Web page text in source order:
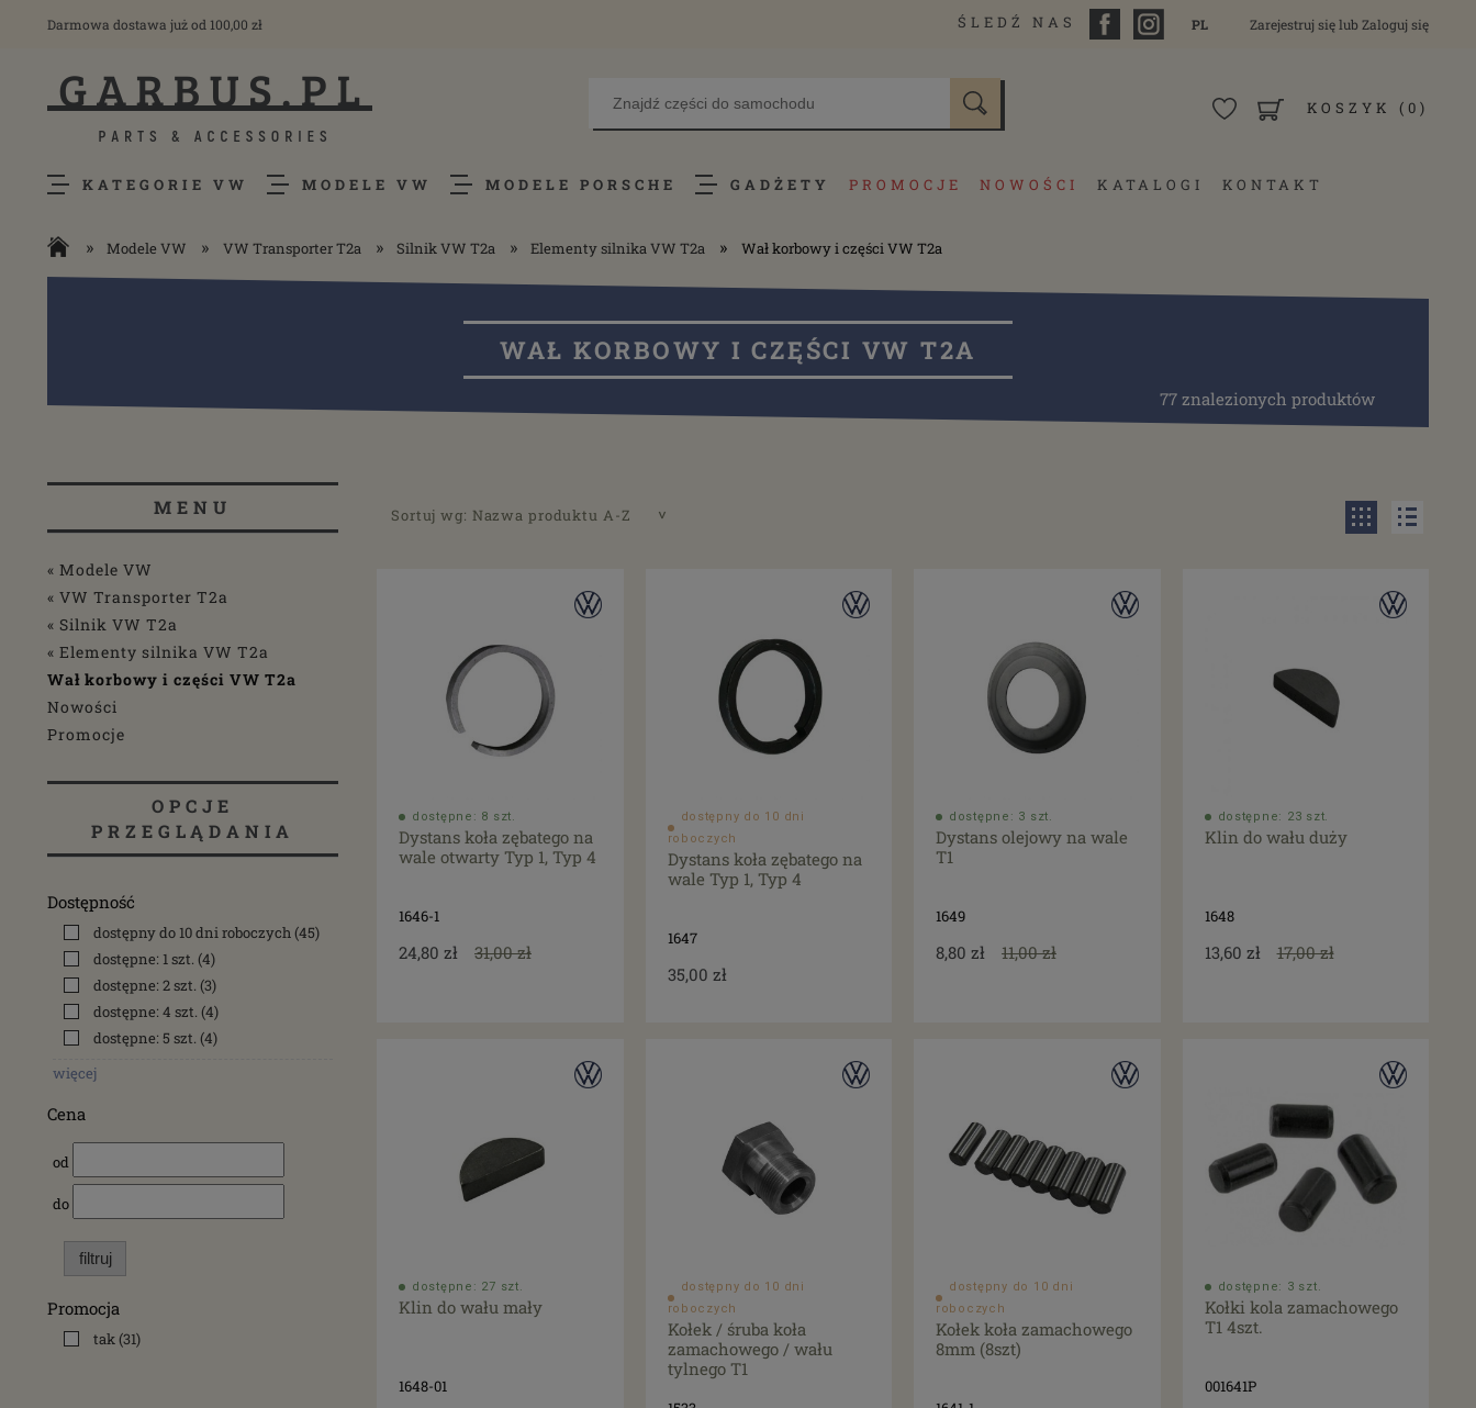
Darmowa dostawa już od 100,00 zł ŚLEDŹ NAS PL Zarejestruj sięlub Zaloguj się
KOSZYK (0)
KATEGORIE VW MODELE VW MODELE PORSCHE GADŻETY PROMOCJE NOWOŚCI KATALOGI KONTAKT
» Modele VW » VW Transporter T2a » Silnik VW T2a » Elementy silnika VW T2a » Wał korbowy i części VW T2a
WAŁ KORBOWY I CZĘŚCI VW T2A
77 znalezionych produktów
MENU
« Modele VW
« VW Transporter T2a
« Silnik VW T2a
« Elementy silnika VW T2a
Wał korbowy i części VW T2a
Nowości
Promocje
OPCJE
PRZEGLĄDANIA
Dostępność
dostępny do 10 dni roboczych(45)
dostępne: 1 szt. (4)
dostępne: 2 szt. (3)
dostępne: 4 szt. (4)
dostępne: 5 szt. (4)
więcej
Cena
od
do
filtruj
Promocja
tak(31)
Sortuj wg: Nazwa produktu A-Z
dostępne: 8 szt.
Dystans koła zębatego na
wale otwarty Typ 1, Typ 4
1646-1
24,80 zł 31,00 zł
dostępny do 10 dni
roboczych
Dystans koła zębatego na
wale Typ 1, Typ 4
1647
35,00 zł
dostępne: 3 szt.
Dystans olejowy na wale
T1
1649
8,80 zł 11,00 zł
dostępne: 23 szt.
Klin do wału duży
1648
13,60 zł 17,00 zł
dostępne: 27 szt.
Klin do wału mały
1648-01
dostępny do 10 dni
roboczych
Kołek / śruba koła
zamachowego / wału
tylnego T1
dostępny do 10 dni
roboczych
Kołek koła zamachowego
8mm (8szt)
dostępne: 3 szt.
Kołki kola zamachowego
T1 4szt.
001641P